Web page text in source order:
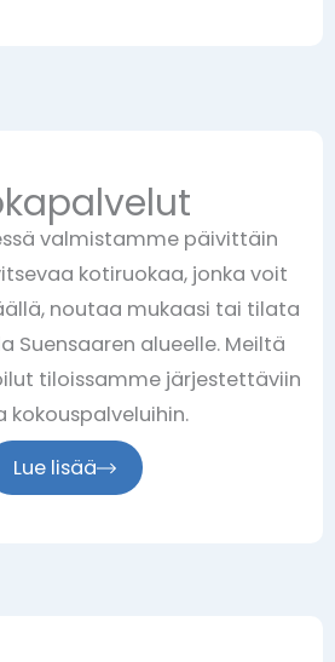
valmistamme päivittäin
kotiruokaa, jonka voit
noutaa mukaasi tai tilata
Suensaaren alueelle. Meiltä
tiloissamme järjestettäviin
kokouspalveluihin.
Lue lisää